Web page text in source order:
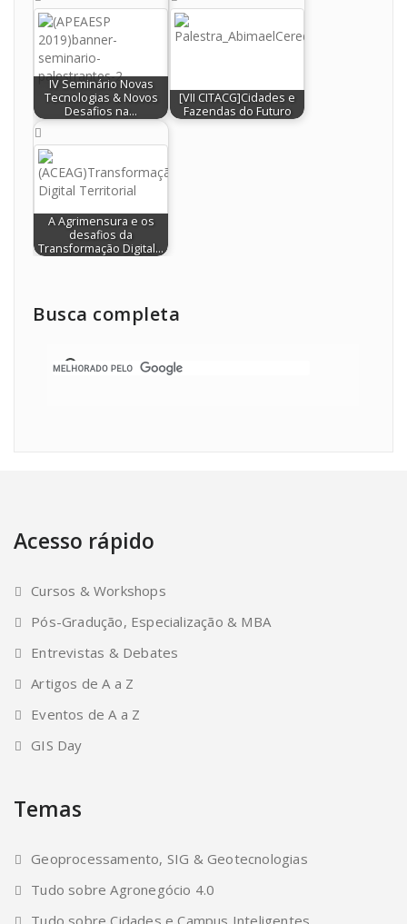
IV Seminário Novas
Tecnologias & Novos
Desafios na…
[VII CITACG]Cidades e
Fazendas do Futuro
A Agrimensura e os
desafios da
Transformação Digital…
Busca completa
Acesso rápido
Cursos & Workshops
Pós-Gradução, Especialização & MBA
Entrevistas & Debates
Artigos de A a Z
Eventos de A a Z
GIS Day
Temas
Geoprocessamento, SIG & Geotecnologias
Tudo sobre Agronegócio 4.0
Tudo sobre Cidades e Campus Inteligentes